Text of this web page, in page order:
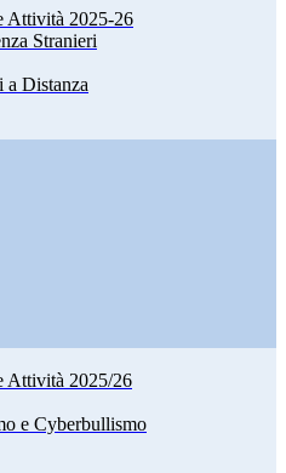
Attività 2025-26
Stranieri
Distanza
Attività 2025/26
e Cyberbullismo